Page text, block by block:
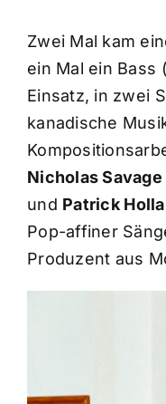
Zwei Mal kam
ein Mal ein Bass (
Einsatz, in zwei
kanadische
Nicholas Savage
und Patrick
Pop-affiner
Produzent aus